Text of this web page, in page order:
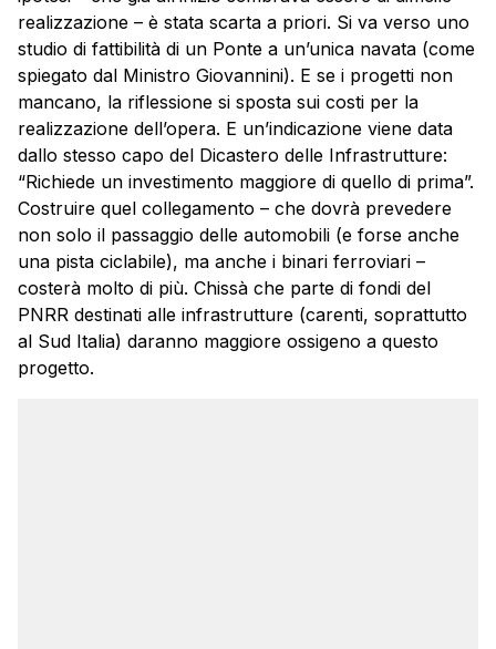
realizzazione – è stata scarta a priori. Si va verso uno
studio di fattibilità di un Ponte a un’unica navata (come
spiegato dal Ministro Giovannini). E se i progetti non
mancano, la riflessione si sposta sui costi per la
realizzazione dell’opera. E un’indicazione viene data
dallo stesso capo del Dicastero delle Infrastrutture:
“Richiede un investimento maggiore di quello di prima”.
Costruire quel collegamento – che dovrà prevedere
non solo il passaggio delle automobili (e forse anche
una pista ciclabile), ma anche i binari ferroviari –
costerà molto di più. Chissà che parte di fondi del
PNRR destinati alle infrastrutture (carenti, soprattutto
al Sud Italia) daranno maggiore ossigeno a questo
progetto.